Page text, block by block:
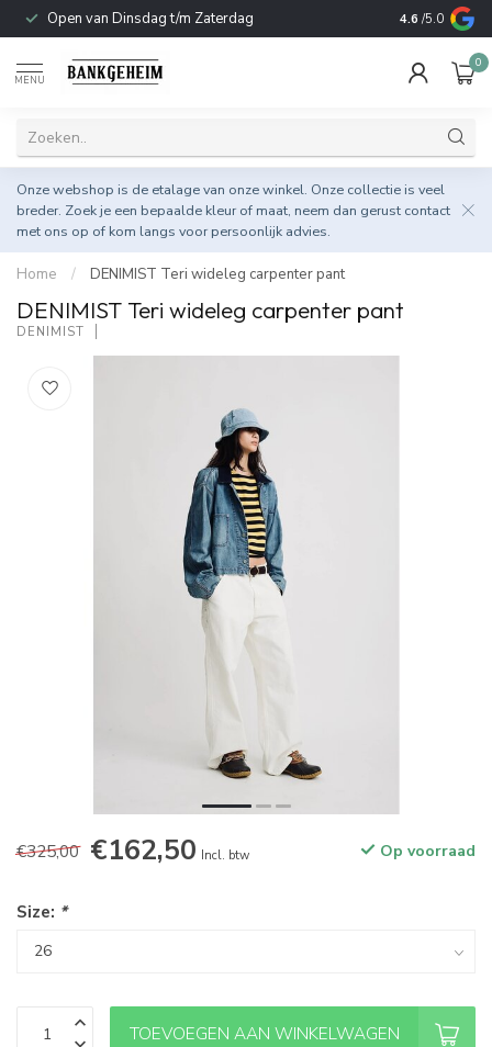
Open van Dinsdag t/m Zaterdag Duurzame &
4.6 /5.0
MENU
0
Onze webshop is de etalage van onze winkel. Onze collectie is veel
breder. Zoek je een bepaalde kleur of maat, neem dan gerust contact
met ons op of kom langs voor persoonlijk advies.
Home / DENIMIST Teri wideleg carpenter pant
DENIMIST Teri wideleg carpenter pant
DENIMIST
€325,00 €162,50 Incl. btw Op voorraad
Size: *
TOEVOEGEN AAN WINKELWAGEN